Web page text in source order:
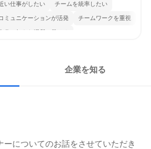
い仕事がしたい チームを統率したい
ミュニケーションが活発 チームワークを重視
自分の好きな場所で働ける
企業を知る
についてのお話をさせていただき